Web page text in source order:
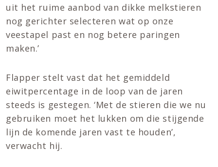
uit het ruime aanbod van dikke melkstieren
nog gerichter selecteren wat op onze
veestapel past en nog betere paringen
maken.’
Flapper stelt vast dat het gemiddeld
eiwitpercentage in de loop van de jaren
steeds is gestegen. ‘Met de stieren die we nu
gebruiken moet het lukken om die stijgende
lijn de komende jaren vast te houden’,
verwacht hij.